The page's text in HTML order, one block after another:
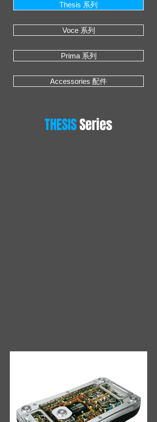
Thesis 系列
Voce 系列
Prima 系列
Accessories 配件
THESISSeries